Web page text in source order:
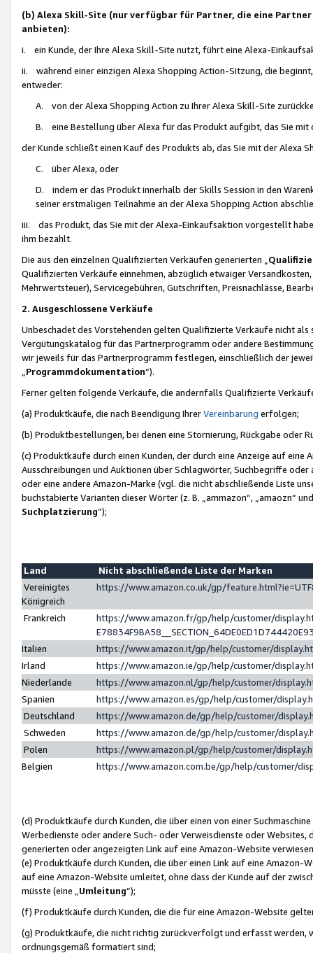
(b) Alexa Skill-Site (nur verfügbar für Partner, die eine
anbieten):
i. ein Kunde, der Ihre Alexa Skill-Site nutzt, führt eine Alexa-
ii. während einer einzigen Alexa Shopping Action-Sitzung, die
entweder:
A. von der Alexa Shopping Action zu Ihrer Alexa Skill-Site
B. eine Bestellung über Alexa für das Produkt aufgibt, das Sie mit
der Kunde schließt einen Kauf des Produkts ab, das Sie mit der Alexa
C. über Alexa, oder
D. indem er das Produkt innerhalb der Skills Session in den
seiner erstmaligen Teilnahme an der Alexa Shopping Action
iii. das Produkt, das Sie mit der Alexa-Einkaufsaktion vorgestellt
ihm bezahlt.
Die aus den einzelnen Qualifizierten Verkäufen generierten „
Qualifizierten Verkäufe einnehmen, abzüglich etwaiger
Mehrwertsteuer), Servicegebühren, Gutschriften, Preisnachlässe,
2. Ausgeschlossene Verkäufe
Unbeschadet des Vorstehenden gelten Qualifizierte Verkäufe nicht
Vergütungskatalog für das Partnerprogramm oder andere
wir jeweils für das Partnerprogramm festlegen, einschließlich der
Programmdokumentation“).
Ferner gelten folgende Verkäufe, die andernfalls Qualifizierte
(a) Produktkäufe, die nach Beendigung IhrerVereinbarung erfolgen;
(b) Produktbestellungen, bei denen eine Stornierung, Rückgabe oder
(c) Produktkäufe durch einen Kunden, der durch eine Anzeige auf
Ausschreibungen und Auktionen über Schlagwörter, Suchbegriffe
oder eine andere Amazon-Marke (vgl. die nicht abschließende Liste
buchstabierte Varianten dieser Wörter (z. B. „ammazon“, „amaozn“
Suchplatzierung”);
Land
Nicht abschließende Liste der Marken
Vereinigtes
Königreich
https://www.amazon.co.uk/gp/
Frankreich
https://www.amazon.fr/gp/help/customer/
Italien
https://www.amazon.it/gp/help/customer/
Irland
https://www.amazon.ie/gp/help/customer/
Niederlande
https://www.amazon.nl/gp/help/customer/
Spanien
https://www.amazon.es/gp/help/customer/
Deutschland
https://www.amazon.de/gp/help/customer/
Schweden
https://www.amazon.de/gp/help/customer/
Polen
https://www.amazon.pl/gp/help/customer/
Belgien
https://www.amazon.com.be/gp/help/customer/
(d) Produktkäufe durch Kunden, die über einen von einer
Werbedienste oder andere Such- oder Verweisdienste oder Websites,
generierten oder angezeigten Link auf eine Amazon-Website
(e) Produktkäufe durch Kunden, die über einen Link auf eine
auf eine Amazon-Website umleitet, ohne dass der Kunde auf der
müsste (eine „ Umleitung“);
(f) Produktkäufe durch Kunden, die die für eine Amazon-Website
(g) Produktkäufe, die nicht richtig zurückverfolgt und erfasst werden,
ordnungsgemäß formatiert sind;